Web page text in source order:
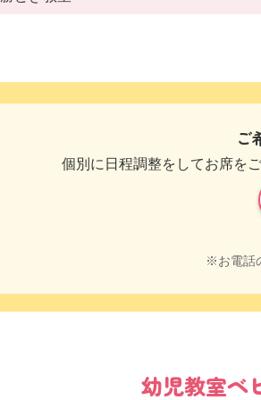
ご
個別に日程調整をしてお席を
お電話
幼児教室ベ